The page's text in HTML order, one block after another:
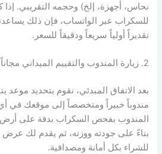
نحاس، أجهزة، إلخ) وحجمه التقريبي.
للسكراب عبر الواتساب، فإن ذلك
تقديراً أولياً سريعاً ودقيقاً للسعر.
2. زيارة المندوب والتقييم الميداني مجاناً
بعد الاتفاق المبدئي، نقوم بتحديد
مندوباً خبيراً ومتخصصاً إلى موقعك في
المندوب بفحص السكراب بدقة على أرض
بناءً على جودته ووزنه، ثم يقدم لك عرض
للشراء بكل أمانة ومصداقية.